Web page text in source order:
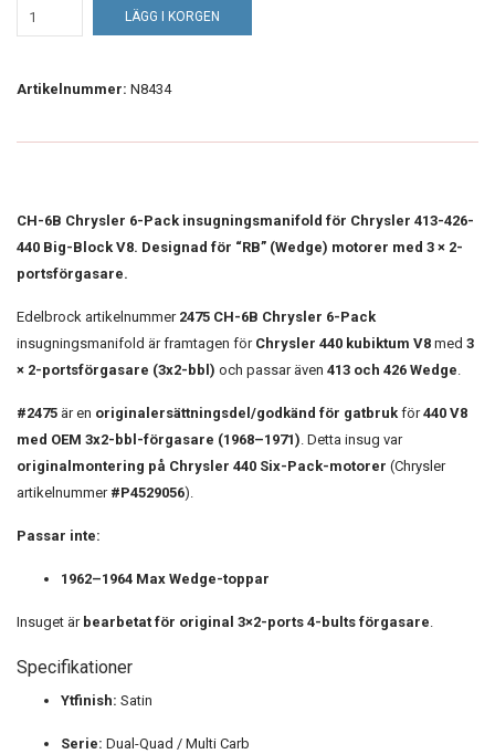
LÄGG I KORGEN
Artikelnummer: N8434
CH-6B Chrysler 6-Pack insugningsmanifold för Chrysler 413-426-
440 Big-Block V8. Designad för “RB” (Wedge) motorer med 3 × 2-
portsförgasare.
Edelbrock artikelnummer 2475 CH-6B Chrysler 6-Pack
insugningsmanifold är framtagen för Chrysler 440 kubiktum V8 med 3
× 2-portsförgasare (3x2-bbl) och passar även 413 och 426 Wedge.
#2475 är en originalersättningsdel/godkänd för gatbruk för440 V8
med OEM 3x2-bbl-förgasare (1968–1971). Detta insug var
originalmontering på Chrysler 440 Six-Pack-motorer (Chrysler
artikelnummer #P4529056).
Passar inte:
1962–1964 Max Wedge-toppar
Insuget är bearbetat för original 3×2-ports 4-bults förgasare.
Specifikationer
Ytfinish: Satin
Serie: Dual-Quad / Multi Carb